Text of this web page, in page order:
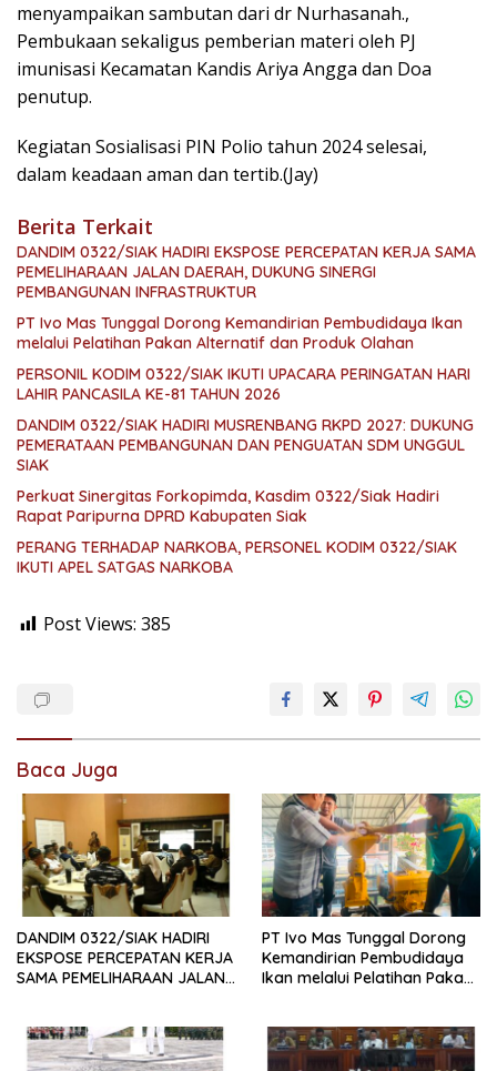
menyampaikan sambutan dari dr Nurhasanah.,
Pembukaan sekaligus pemberian materi oleh PJ
imunisasi Kecamatan Kandis Ariya Angga dan Doa
penutup.
Kegiatan Sosialisasi PIN Polio tahun 2024 selesai,
dalam keadaan aman dan tertib.(Jay)
Berita Terkait
DANDIM 0322/SIAK HADIRI EKSPOSE PERCEPATAN KERJA SAMA
PEMELIHARAAN JALAN DAERAH, DUKUNG SINERGI
PEMBANGUNAN INFRASTRUKTUR
PT Ivo Mas Tunggal Dorong Kemandirian Pembudidaya Ikan
melalui Pelatihan Pakan Alternatif dan Produk Olahan
PERSONIL KODIM 0322/SIAK IKUTI UPACARA PERINGATAN HARI
LAHIR PANCASILA KE-81 TAHUN 2026
DANDIM 0322/SIAK HADIRI MUSRENBANG RKPD 2027: DUKUNG
PEMERATAAN PEMBANGUNAN DAN PENGUATAN SDM UNGGUL
SIAK
Perkuat Sinergitas Forkopimda, Kasdim 0322/Siak Hadiri
Rapat Paripurna DPRD Kabupaten Siak
PERANG TERHADAP NARKOBA, PERSONEL KODIM 0322/SIAK
IKUTI APEL SATGAS NARKOBA
Post Views: 385
Baca Juga
DANDIM 0322/SIAK HADIRI
EKSPOSE PERCEPATAN KERJA
SAMA PEMELIHARAAN JALAN
INFRASTRUKTUR
PT Ivo Mas Tunggal Dorong
Kemandirian Pembudidaya
Ikan melalui Pelatihan Pakan